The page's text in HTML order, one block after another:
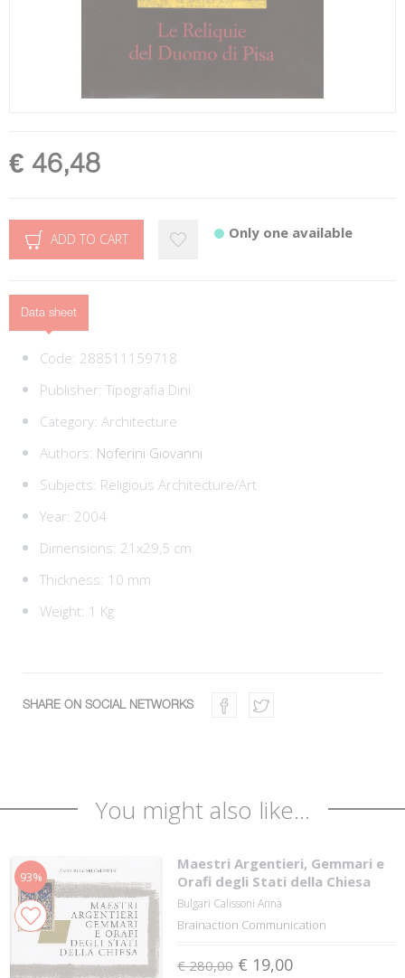
€ 46,48
ADD TO CART Only one available
Data sheet
Code: 288511159718
Publisher: Tipografia Dini
Category: Architecture
Authors: Noferini Giovanni
Subjects: Religious Architecture/Art
Year: 2004
Dimensions: 21x29,5 cm
Thickness: 10 mm
Weight: 1 Kg
SHARE ON SOCIAL NETWORKS
You might also like...
93%
Maestri Argentieri, Gemmari e
Orafi degli Stati della Chiesa
Bulgari Calissoni Anna
Brainaction Communication
€ 280,00 € 19,00